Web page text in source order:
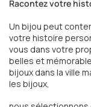
Racontez votre
Un bijou peut
votre histoire
vous dans votre
belles et
bijoux dans la ville
les bijoux,